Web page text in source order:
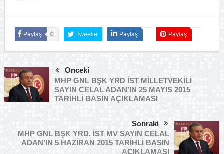
Paylaş 0 Tweetle Paylaş Paylaş
Önceki
MHP GNL BŞK YRD İST MİLLETVEKİLİ
SAYIN CELAL ADAN’IN 25 MAYIS 2015
TARİHLİ BASIN AÇIKLAMASI
Sonraki
MHP GNL BŞK YRD, İST MV SAYIN CELAL
ADAN’IN 5 HAZİRAN 2015 TARİHLİ BASIN
AÇIKLAMASI